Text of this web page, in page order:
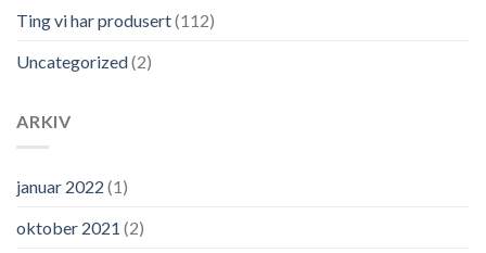
Ting vi har produsert(112)
Uncategorized(2)
ARKIV
januar 2022 (1)
oktober 2021 (2)